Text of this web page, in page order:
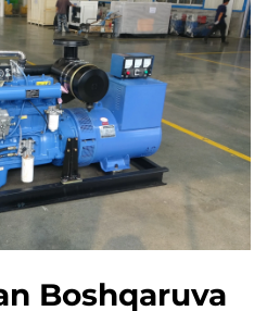
Boshqaruva